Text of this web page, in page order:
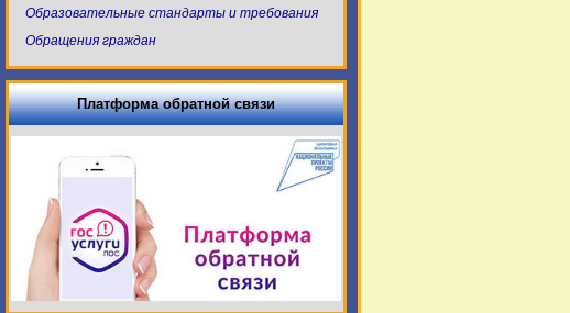
Образовательные стандарты и требования
Обращения граждан
Платформа обратной связи